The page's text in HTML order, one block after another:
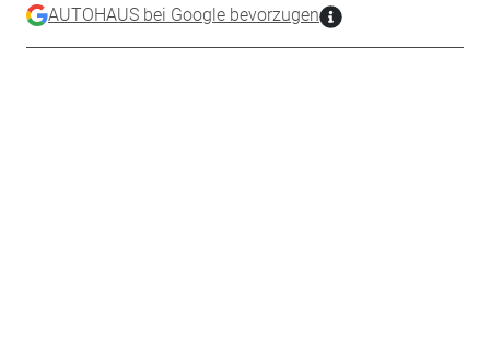
AUTOHAUS bei Google bevorzugen